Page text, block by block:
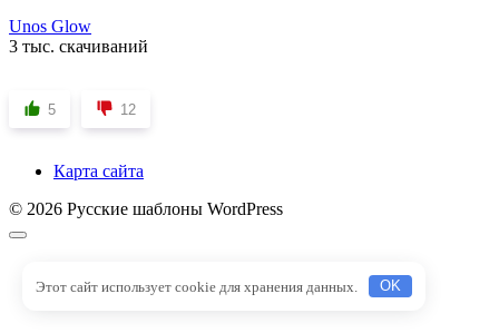
Unos Glow
3 тыс. скачиваний
5 12
Карта сайта
© 2026 Русские шаблоны WordPress
Этот сайт использует cookie для хранения данных. OK